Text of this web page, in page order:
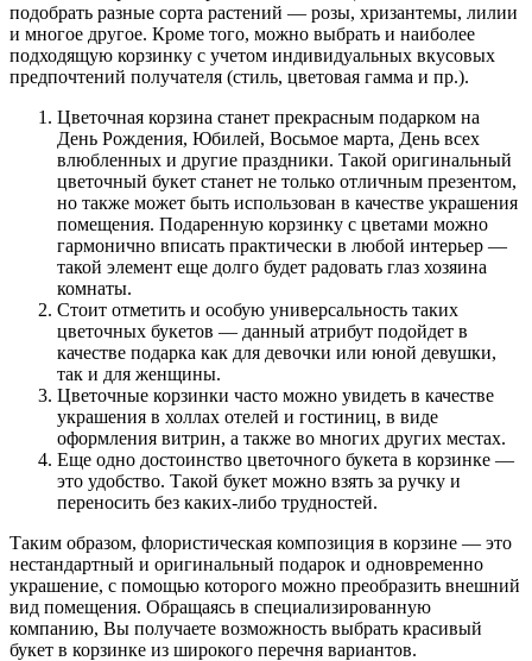
подобрать разные сорта растений — розы, хризантемы, лилии
и многое другое. Кроме того, можно выбрать и наиболее
подходящую корзинку с учетом индивидуальных вкусовых
предпочтений получателя (стиль, цветовая гамма и пр.).
Цветочная корзина станет прекрасным подарком на
День Рождения, Юбилей, Восьмое марта, День всех
влюбленных и другие праздники. Такой оригинальный
цветочный букет станет не только отличным презентом,
но также может быть использован в качестве украшения
помещения. Подаренную корзинку с цветами можно
гармонично вписать практически в любой интерьер —
такой элемент еще долго будет радовать глаз хозяина
комнаты.
Стоит отметить и особую универсальность таких
цветочных букетов — данный атрибут подойдет в
качестве подарка как для девочки или юной девушки,
так и для женщины.
Цветочные корзинки часто можно увидеть в качестве
украшения в холлах отелей и гостиниц, в виде
оформления витрин, а также во многих других местах.
Еще одно достоинство цветочного букета в корзинке —
это удобство. Такой букет можно взять за ручку и
переносить без каких-либо трудностей.
Таким образом, флористическая композиция в корзине — это
нестандартный и оригинальный подарок и одновременно
украшение, с помощью которого можно преобразить внешний
вид помещения. Обращаясь в специализированную
компанию, Вы получаете возможность выбрать красивый
букет в корзинке из широкого перечня вариантов.